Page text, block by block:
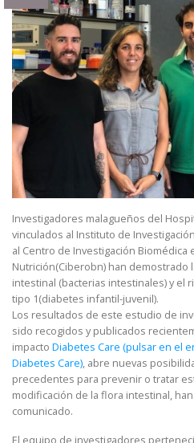
Investigadores malagueños del
vinculados al Instituto de
al Centro de Investigación Biomédica
Nutrición(Ciberobn) han demostrado
intestinal (bacterias intestinales) y el
tipo 1(diabetes infantil-juvenil).
Los resultados de este estudio de
sido recogidos y publicados
impacto Diabetes Care (pulsar en el
Diabetes Care), abre nuevas
precedentes para prevenir o tratar
modificación de la flora intestinal,
comunicado.
El equipo de investigadores